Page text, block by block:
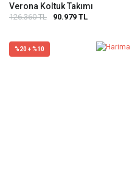
Verona Koltuk Takımı
126.360 TL 90.979 TL
%20 + %10